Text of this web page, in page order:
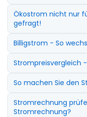
Ökostrom nicht nur
gefragt!
Billigstrom - So
Strompreisvergleich
So machen Sie den
Stromrechnung
Stromrechnung?